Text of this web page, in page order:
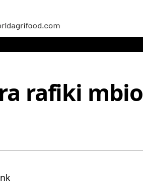
rafiki mbio